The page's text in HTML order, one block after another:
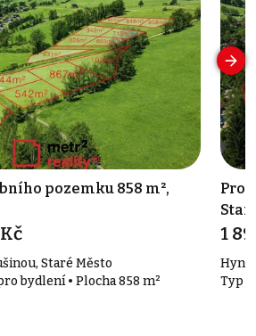
pozemku 858 m²,
Staré Město
bydlení • Plocha 858 m²
1
Typ